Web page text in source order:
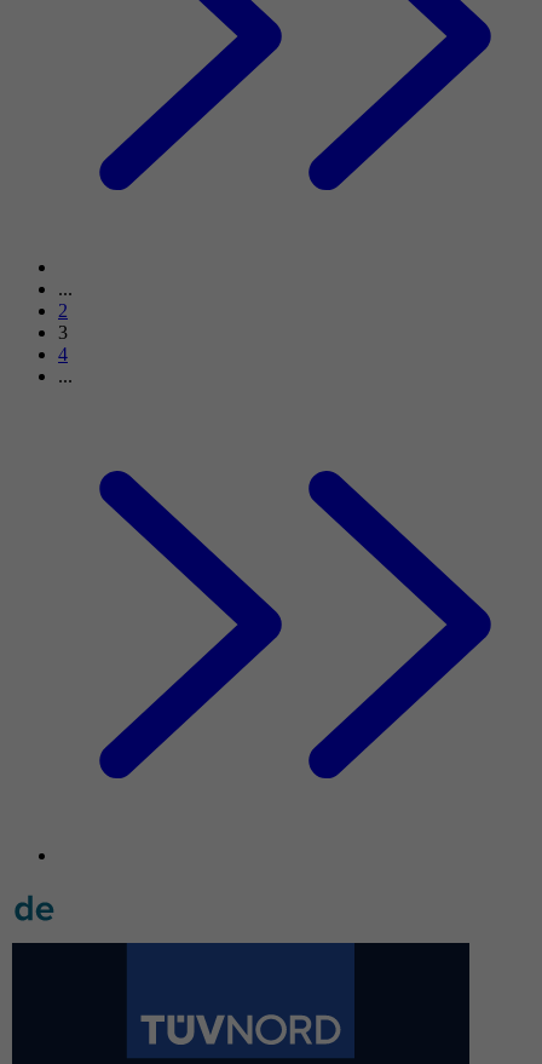
...
2
3
4
...